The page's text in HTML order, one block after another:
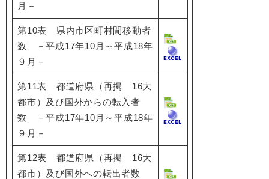
月－
第10表 県内市区町村間移動者
数 －平成17年10月～平成18年
９月－
第11表 都道府県（再掲 16大
都市）及び国外からの転入者
数 －平成17年10月～平成18年
９月－
第12表 都道府県（再掲 16大
都市）及び国外への転出者数